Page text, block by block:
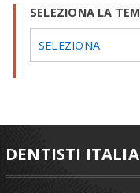
SELEZIONA LA
SELEZIONA
DENTISTI ITALIA